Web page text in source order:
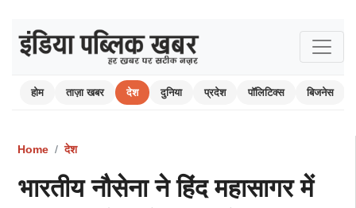
होम ताज़ा खबर देश दुनिया प्रदेश पॉलिटिक्स बिजनेस
Home देश
भारतीय नौसेना ने हिंद महासागर में